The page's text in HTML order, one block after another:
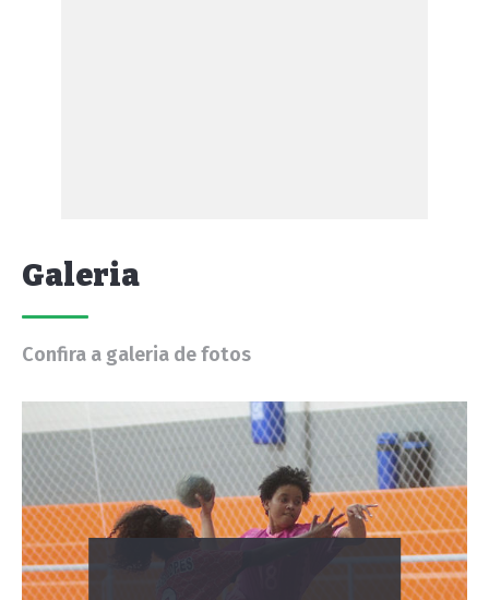
Galeria
Confira a galeria de fotos